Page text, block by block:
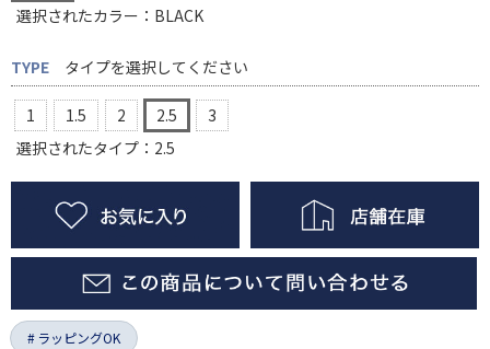
選択されたカラー：BLACK
TYPE タイプを選択してください
1 1.5 2 2.5
3
選択されたタイプ：2.5
ラッピングOK